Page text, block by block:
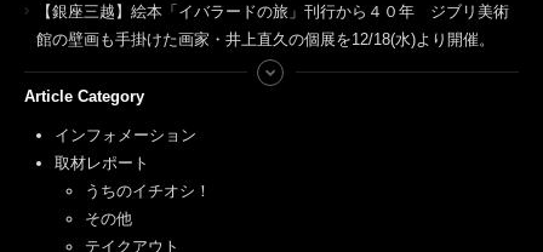
【銀座三越】絵本「イバラードの旅」刊行から４０年 ジブリ美術
館の壁画も手掛けた画家・井上直久の個展を12/18(水)より開催。
Article Category
インフォメーション
取材レポート
うちのイチオシ！
その他
テイクアウト